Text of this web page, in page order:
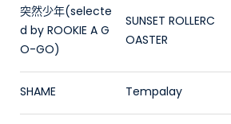
突然少年(selecte
d by ROOKIE A G
O-GO)
SUNSET ROLLERC
OASTER
SHAME Tempalay